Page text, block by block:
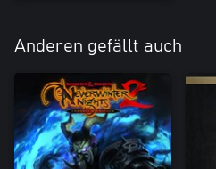
Anderen gefällt auch